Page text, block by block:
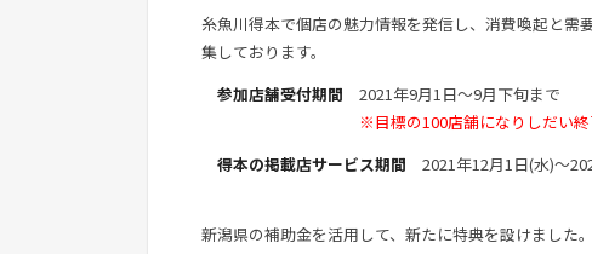
糸魚川得本で個店の魅力情報を発信し、消費喚起と需
集しております。
参加店舗受付期間 2021年9月1日～9月下旬まで
※目標の100店舗になりしだい
得本の掲載店サービス期間 2021年12月1日(水)～
新潟県の補助金を活用して、新たに特典を設けました。